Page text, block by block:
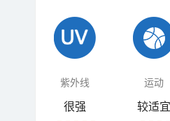
紫外线 运动
很强 较适宜